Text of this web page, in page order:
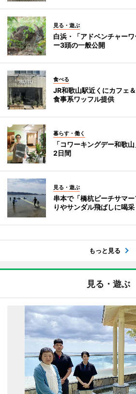
見る・遊ぶ
白浜・「アドベンチャー
ー3頭の一般公開
食べる
JR和歌山駅近くにカフェ
食事系ワッフル提供
暮らす・働く
「コワーキングデー和歌
2日間
見る・遊ぶ
串本で「橋杭ビーチサマ
りやサンダル飛ばしに喝采
もっと見る
見る・遊ぶ